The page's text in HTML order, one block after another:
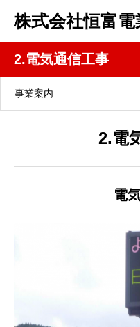
株式会社恒富電
2.電気通信工事
事業案内
2.電
電